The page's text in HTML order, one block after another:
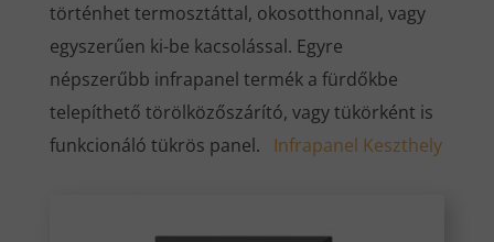
történhet termosztáttal, okosotthonnal, vagy
egyszerűen ki-be kacsolással. Egyre
népszerűbb infrapanel termék a fürdőkbe
telepíthető törölközőszárító, vagy tükörként is
funkcionáló tükrös panel. Infrapanel Keszthely